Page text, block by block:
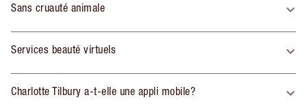
Sans cruauté animale
Services beauté virtuels
Charlotte Tilbury a-t-elle une appli mobile?